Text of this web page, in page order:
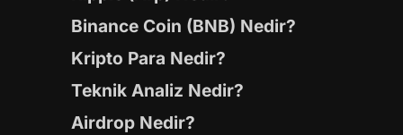
Binance Coin (BNB) Nedir?
Kripto Para Nedir?
Teknik Analiz Nedir?
Airdrop Nedir?